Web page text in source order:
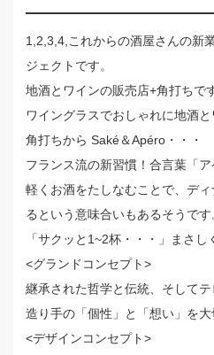
1,2,3,4,これからの酒屋さんの新
ジェクトです。
地酒とワインの販売店+角打ちで
ワイングラスでおしゃれに地酒と
角打ちから Saké＆Apéro・・・
フランス流の新習慣！合言葉「ア
軽くお酒をたしなむことで、デ
るという意味合いもあるそうです
「サクッと1~2杯・・・」まさし
<グランドコンセプト>
継承された哲学と伝統、そしてテ
造り手の「個性」と「想い」を大
<デザインコンセプト>